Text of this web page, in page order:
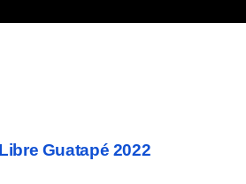
Guatapé 2022